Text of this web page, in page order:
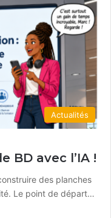
Actualités
BD avec l’IA !
des planches
Le point de départ…